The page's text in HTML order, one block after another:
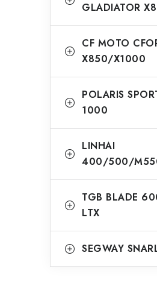
GLADIATOR X8
CF MOTO
X850/X1000
POLARIS
1000
LINHAI
400/500/
TGB BLADE
LTX
SEGWAY